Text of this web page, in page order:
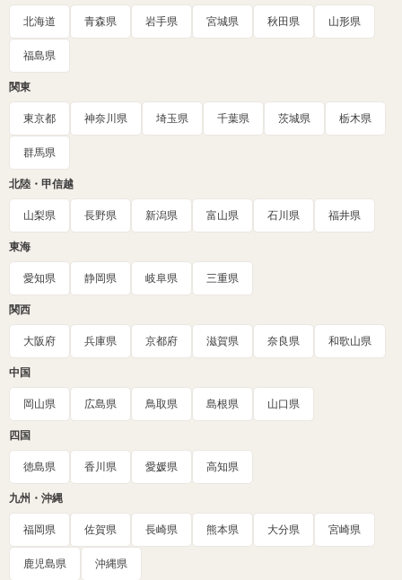
北海道 青森県 岩手県 宮城県 秋田県 山形県
福島県
関東
東京都 神奈川県 埼玉県 千葉県 茨城県 栃木県
群馬県
北陸・甲信越
山梨県 長野県 新潟県 富山県 石川県 福井県
東海
愛知県 静岡県 岐阜県 三重県
関西
大阪府 兵庫県 京都府 滋賀県 奈良県 和歌山県
中国
岡山県 広島県 鳥取県 島根県 山口県
四国
徳島県 香川県 愛媛県 高知県
九州・沖縄
福岡県 佐賀県 長崎県 熊本県 大分県 宮崎県
鹿児島県 沖縄県